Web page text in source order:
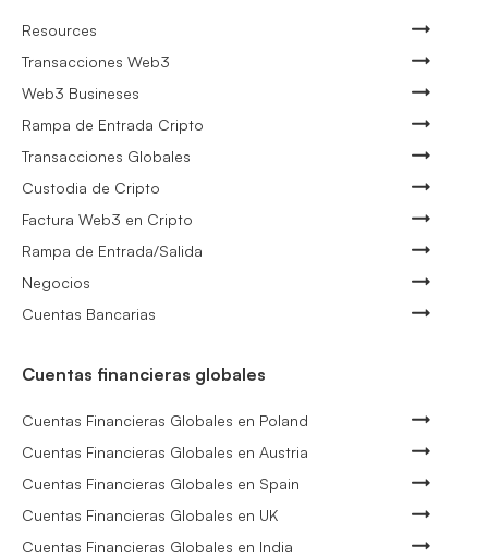
Resources
Transacciones Web3
Web3 Busineses
Rampa de Entrada Cripto
Transacciones Globales
Custodia de Cripto
Factura Web3 en Cripto
Rampa de Entrada/Salida
Negocios
Cuentas Bancarias
Cuentas financieras globales
Cuentas Financieras Globales en Poland
Cuentas Financieras Globales en Austria
Cuentas Financieras Globales en Spain
Cuentas Financieras Globales en UK
Cuentas Financieras Globales en India